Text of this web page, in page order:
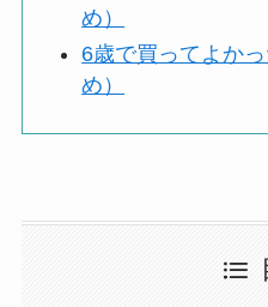
め）
6歳で買ってよか
め）